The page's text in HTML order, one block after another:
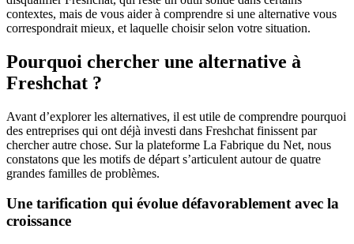
contextes, mais de vous aider à comprendre si une alternative vous
correspondrait mieux, et laquelle choisir selon votre situation.
Pourquoi chercher une alternative à
Freshchat ?
Avant d’explorer les alternatives, il est utile de comprendre pourquoi
des entreprises qui ont déjà investi dans Freshchat finissent par
chercher autre chose. Sur la plateforme La Fabrique du Net, nous
constatons que les motifs de départ s’articulent autour de quatre
grandes familles de problèmes.
Une tarification qui évolue défavorablement avec la
croissance